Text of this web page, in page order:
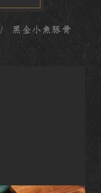
黑金小魚豚骨